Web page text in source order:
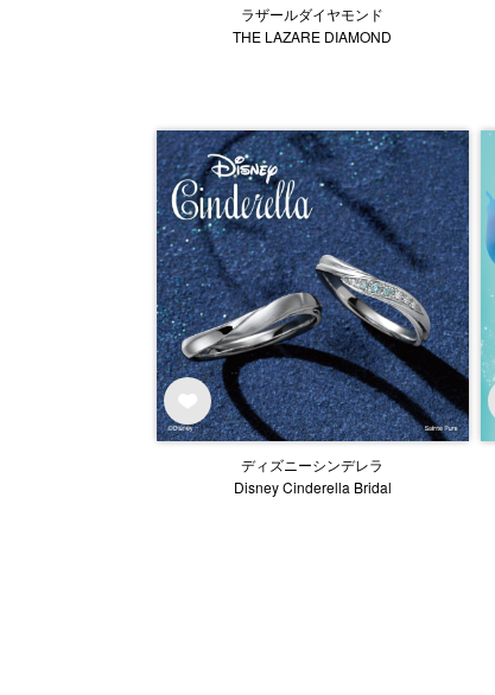
ラザールダイヤモンド
THE LAZARE DIAMOND
ディズニーシンデレラ
Disney Cinderella Bridal